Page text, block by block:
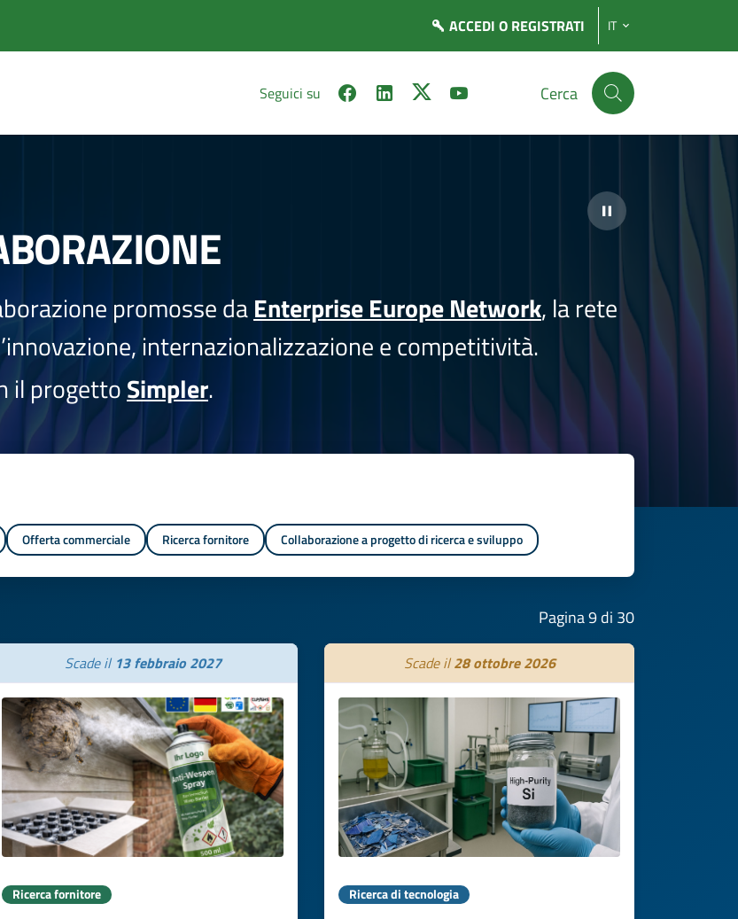
ACCEDI O REGISTRATI IT
Seguici su Cerca
promosse daEnterprise Europe Network, la rete
internazionalizzazione e competitività.
il progettoSimpler.
Offerta commerciale Ricerca fornitore Collaborazione a progetto di ricerca e sviluppo
Pagina 9 di 30
Scade il 13 febbraio 2027
Ricerca fornitore
Scade il28 ottobre 2026
Ricerca di tecnologia